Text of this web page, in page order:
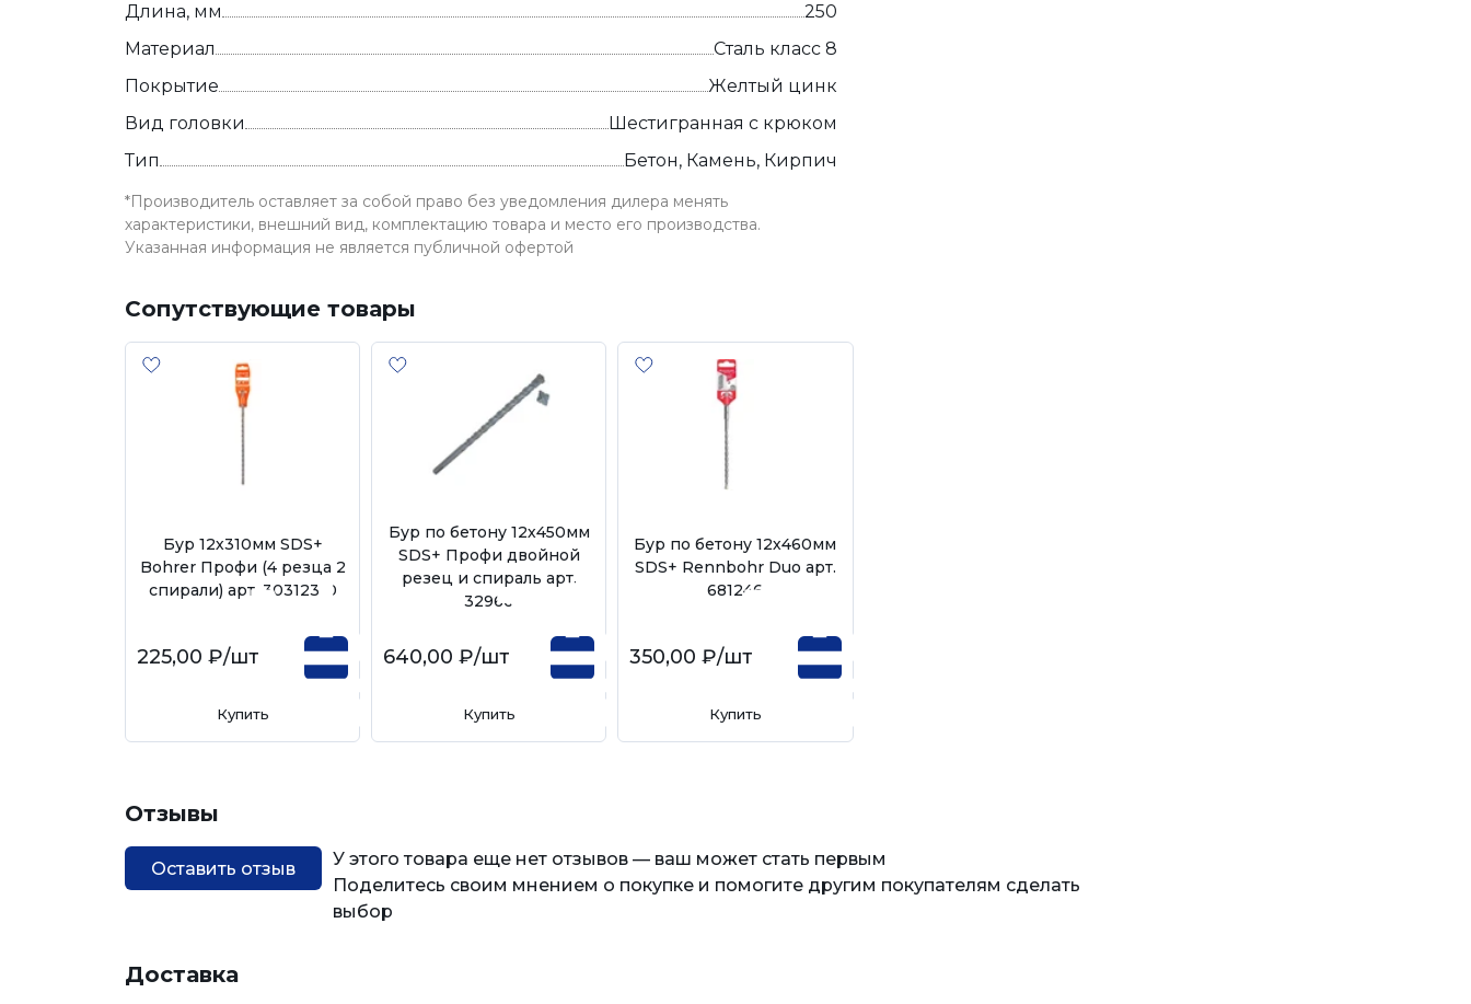
Длина, мм
250
Материал
Сталь класс 8
Покрытие
Желтый цинк
Вид головки
Шестигранная с крюком
Тип
Бетон, Камень, Кирпич
*Производитель оставляет за собой право без уведомления дилера менять
характеристики, внешний вид, комплектацию товара и место его производства.
Указанная информация не является публичной офертой
Сопутствующие товары
Бур 12х310мм SDS+
Bohrer Профи (4 резца 2
спирали) арт. 30312310
225,00 ₽/шт
Купить
Бур по бетону 12х450мм
SDS+ Профи двойной
резец и спираль арт.
32966
640,00 ₽/шт
Купить
Бур по бетону 12х460мм
SDS+ Rennbohr Duo арт.
681246
350,00 ₽/шт
Купить
Отзывы
Оставить отзыв
У этого товара еще нет отзывов — ваш может стать первым
Поделитесь своим мнением о покупке и помогите другим покупателям сделать
выбор
Доставка